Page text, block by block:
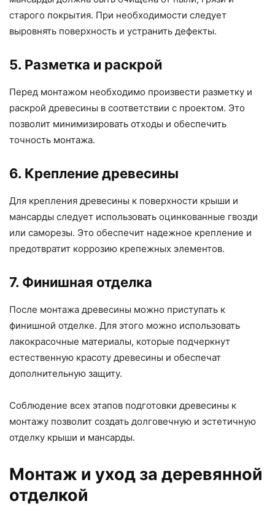
старого покрытия. При необходимости следует
выровнять поверхность и устранить дефекты.
5. Разметка и раскрой
Перед монтажом необходимо произвести разметку и
раскрой древесины в соответствии с проектом. Это
позволит минимизировать отходы и обеспечить
точность монтажа.
6. Крепление древесины
Для крепления древесины к поверхности крыши и
мансарды следует использовать оцинкованные гвозди
или саморезы. Это обеспечит надежное крепление и
предотвратит коррозию крепежных элементов.
7. Финишная отделка
После монтажа древесины можно приступать к
финишной отделке. Для этого можно использовать
лакокрасочные материалы, которые подчеркнут
естественную красоту древесины и обеспечат
дополнительную защиту.
Соблюдение всех этапов подготовки древесины к
монтажу позволит создать долговечную и эстетичную
отделку крыши и мансарды.
Монтаж и уход за деревянной
отделкой